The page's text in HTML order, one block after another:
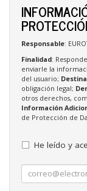
Responsable:
Finalidad:
enviarle la
del usuario;
obligación legal;
otros derechos,
Información
de Protección de
He leído y